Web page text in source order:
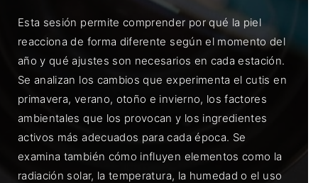
Esta sesión permite comprender por qué la piel
reacciona de forma diferente según el momento del
año y qué ajustes son necesarios en cada estación.
Se analizan los cambios que experimenta el cutis en
primavera, verano, otoño e invierno, los factores
ambientales que los provocan y los ingredientes
activos más adecuados para cada época. Se
examina también cómo influyen elementos como la
radiación solar, la temperatura, la humedad o el uso